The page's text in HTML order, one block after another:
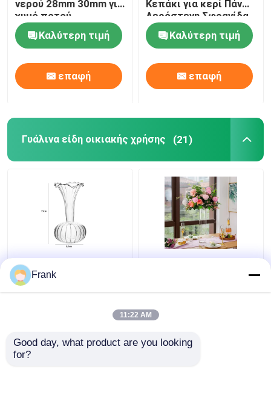
νερού 28mm 30mm για
χυμό ποτού
Καλύτερη τιμή
επαφή
Κεπάκι για κερί Πάνω
Αερόστεγη Σφραγίδα
Καλύτερη τιμή
επαφή
Γυάλινα είδη οικιακής χρήσης (21)
Ευρωπαίο Art Deco
Design Διαφανές
Γυάλινο Βάζο
Διαυγές γυάλινο βάζο
Frank
11:22 AM
Good day, what product are you looking
for?